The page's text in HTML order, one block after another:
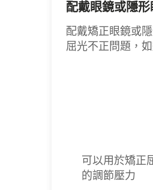
配戴眼鏡或隱形
配戴矯正眼鏡或
屈光不正問題，
可以用於矯正
的調節壓力